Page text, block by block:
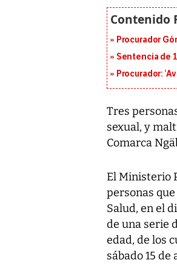
Procurador
Sentencia de
Procurador:
Tres
sexual, y
Comarca
El Ministerio
personas
Salud, en el
de una serie
edad, de los
sábado 15 de